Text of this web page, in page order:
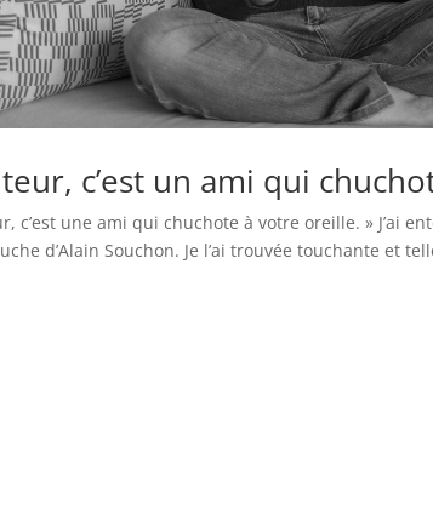
c’est un ami qui
c’est une ami qui chuchote à votre oreille. » J’ai
d’Alain Souchon. Je l’ai trouvée touchante et